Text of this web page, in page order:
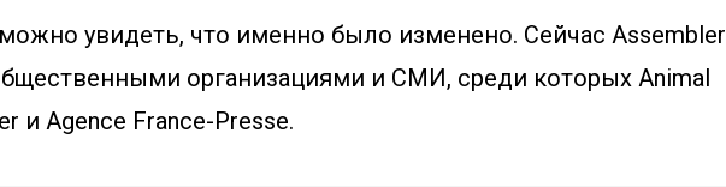
увидеть, что именно было изменено. Сейчас Assembler
организациями и СМИ, среди которых Animal
и Agence France-Presse.